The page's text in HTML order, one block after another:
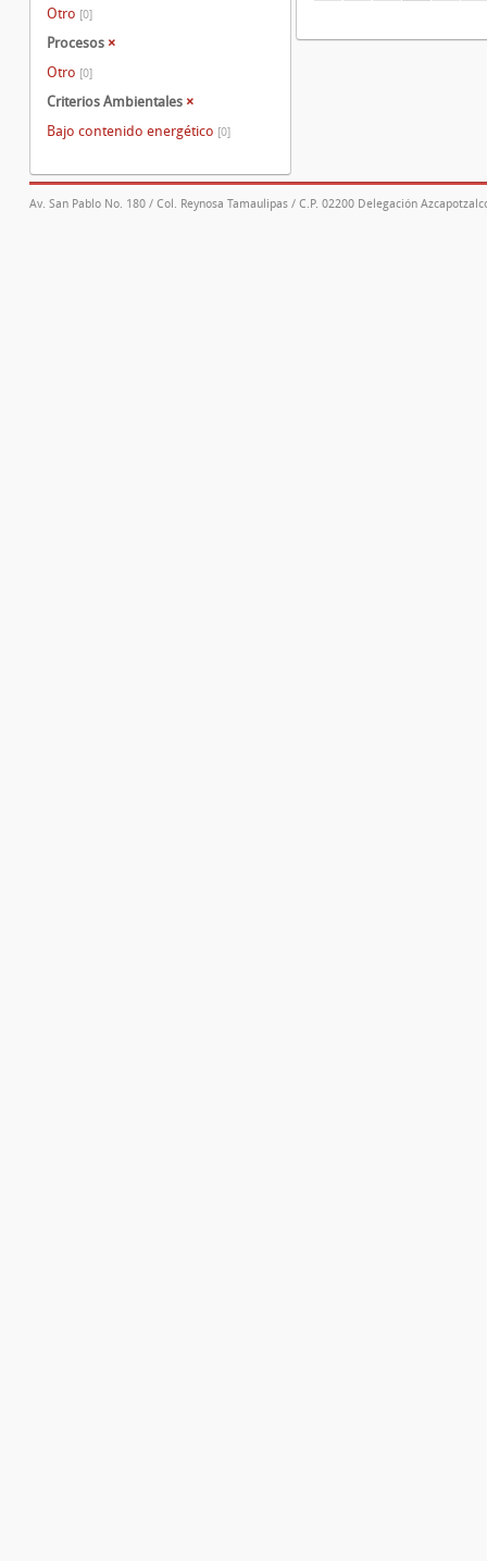
Otro [0]
Procesos ×
Otro [0]
Criterios Ambientales ×
Bajo contenido energético [0]
Av. San Pablo No. 180 / Col. Reynosa Tamaulipas / C.P. 02200 Delegación